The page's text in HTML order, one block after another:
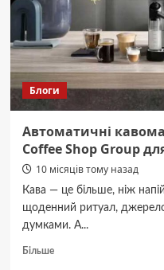
громаді
Блоги
Автоматичні
Coffee Shop Group
10 місяців тому назад
Кава — це більше, ніж
щоденний ритуал, джерело
думками. А...
БільшеДокладніше